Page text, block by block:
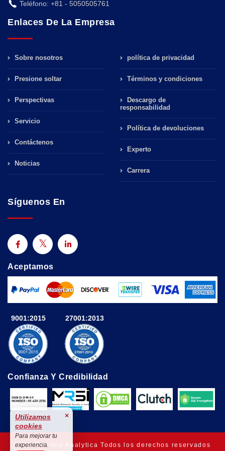
Teléfono: +81 - 5050505761
Enlaces De La Empresa
Sobre nosotros
Presione soltar
Perspectivas
Servicio
Contáctenos
Noticias
política de privacidad
Términos y condiciones
Descargo de
responsabilidad
Política de devoluciones
Experto
Carrera
Síguenos En
Aceptamos
9001:2015 27001:2013
Confianza Y Credibilidad
© 2025 Astute Analytica Todos los derechos reservados
Utilizamos
cookies
×
Para mejorar tu
experiencia.